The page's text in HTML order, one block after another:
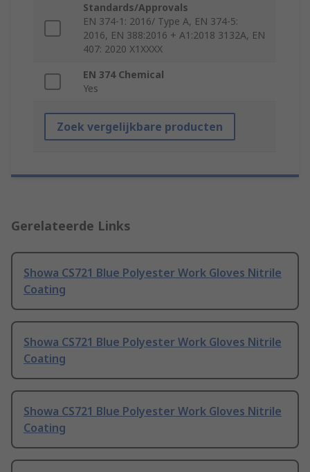
Standards/Approvals
EN 374-1: 2016/ Type A, EN 374-5:
2016, EN 388:2016 + A1:2018 3132A, EN
407: 2020 X1XXXX
EN 374 Chemical
Yes
Zoek vergelijkbare producten
Gerelateerde Links
Showa CS721 Blue Polyester Work Gloves Nitrile
Coating
Showa CS721 Blue Polyester Work Gloves Nitrile
Coating
Showa CS721 Blue Polyester Work Gloves Nitrile
Coating